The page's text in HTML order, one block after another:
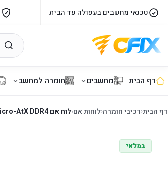
טכנאי מחשבים בעפולה עד הבית
דף הבית מחשבים חומרה למחשב
דף הבית‹רכיבי חומרה‹לוחות אם‹לוח אם Gigabyte B550M K WF6E AM4 Micro-AtX DDR4
במלאי